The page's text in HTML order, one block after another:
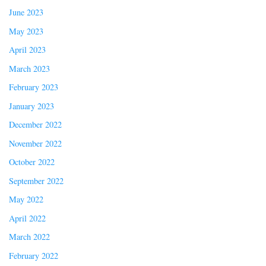
June 2023
May 2023
April 2023
March 2023
February 2023
January 2023
December 2022
November 2022
October 2022
September 2022
May 2022
April 2022
March 2022
February 2022